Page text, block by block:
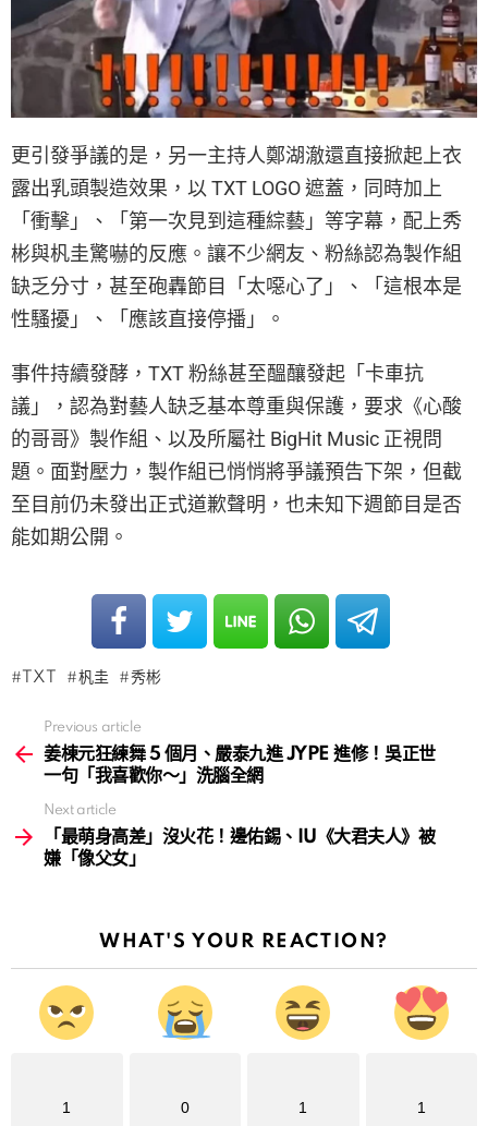
更引發爭議的是，另一主持人鄭湖澈還直接掀起上衣
露出乳頭製造效果，以 TXT LOGO 遮蓋，同時加上
「衝擊」、「第一次見到這種綜藝」等字幕，配上秀
彬與杋圭驚嚇的反應。讓不少網友、粉絲認為製作組
缺乏分寸，甚至砲轟節目「太噁心了」、「這根本是
性騷擾」、「應該直接停播」。
事件持續發酵，TXT 粉絲甚至醞釀發起「卡車抗
議」，認為對藝人缺乏基本尊重與保護，要求《心酸
的哥哥》製作組、以及所屬社 BigHit Music 正視問
題。面對壓力，製作組已悄悄將爭議預告下架，但截
至目前仍未發出正式道歉聲明，也未知下週節目是否
能如期公開。
TXT 杋圭 秀彬
more
Previous article
姜棟元狂練舞 5 個月、嚴泰九進 JYPE 進修！吳正世
一句「我喜歡你～」洗腦全網
Next article
「最萌身高差」沒火花！邊佑錫、IU《大君夫人》被
嫌「像父女」
WHAT'S YOUR REACTION?
1 0 1 1